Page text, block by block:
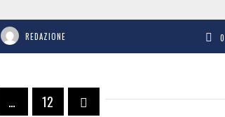
REDAZIONE 0
… 12